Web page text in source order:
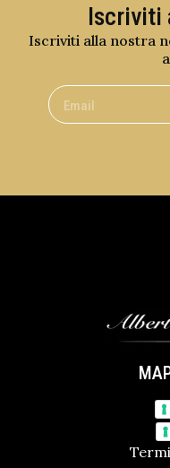
Iscriviti
Iscriviti alla nostra